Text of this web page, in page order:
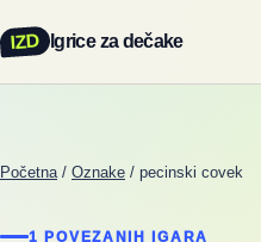
IZD Igrice za dečake
Početna / Oznake / pecinski covek
1 POVEZANIH IGARA